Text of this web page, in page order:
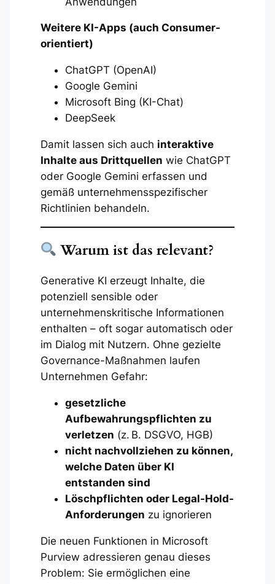
Weitere KI-Apps (auch Consumer-
orientiert)
ChatGPT (OpenAI)
Google Gemini
Microsoft Bing (KI-Chat)
DeepSeek
Damit lassen sich auch interaktive
Inhalte aus Drittquellen wie ChatGPT
oder Google Gemini erfassen und
gemäß unternehmensspezifischer
Richtlinien behandeln.
Warum ist das relevant?
Generative KI erzeugt Inhalte, die
potenziell sensible oder
unternehmenskritische Informationen
enthalten – oft sogar automatisch oder
im Dialog mit Nutzern. Ohne gezielte
Governance-Maßnahmen laufen
Unternehmen Gefahr:
gesetzliche
Aufbewahrungspflichten zu
verletzen (z. B. DSGVO, HGB)
nicht nachvollziehen zu können,
welche Daten über KI
entstanden sind
Löschpflichten oder Legal-Hold-
Anforderungen zu ignorieren
Die neuen Funktionen in Microsoft
Purview adressieren genau dieses
Problem: Sie ermöglichen eine